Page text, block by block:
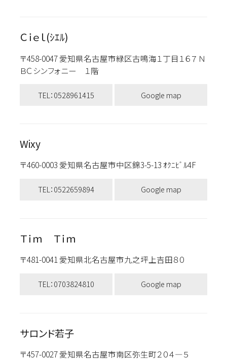
Ｃｉｅｌ(ｼｴﾙ)
〒458-0047 愛知県名古屋市緑区古鳴海１丁目１６７ Ｎ
ＢＣシンフォニー １階
TEL：0528961415 Google map
Wixy
〒460-0003 愛知県名古屋市中区錦3-5-13 ｵｸﾆﾋﾞﾙ4F
TEL：0522659894 Google map
Ｔｉｍ Ｔｉｍ
〒481-0041 愛知県北名古屋市九之坪上吉田８０
TEL：0703824810 Google map
サロンド若子
〒457-0027 愛知県名古屋市南区弥生町２０４―５